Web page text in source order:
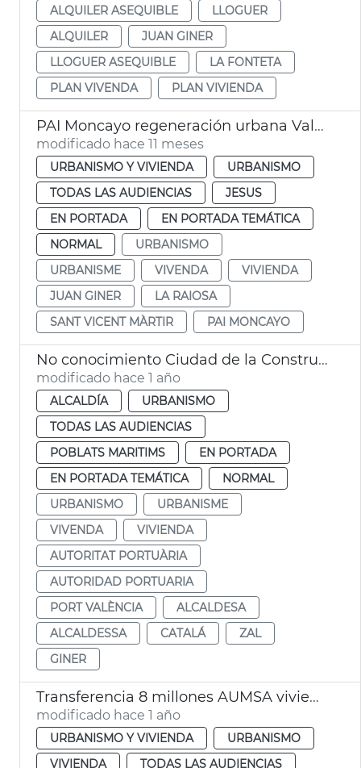
ALQUILER ASEQUIBLE
LLOGUER
ALQUILER
JUAN GINER
LLOGUER ASEQUIBLE
LA FONTETA
PLAN VIVENDA
PLAN VIVIENDA
PAI Moncayo regeneración urbana València
modificado hace 11 meses
URBANISMO Y VIVIENDA
URBANISMO
TODAS LAS AUDIENCIAS
JESUS
EN PORTADA
EN PORTADA TEMÁTICA
NORMAL
URBANISMO
URBANISME
VIVENDA
VIVIENDA
JUAN GINER
LA RAIOSA
SANT VICENT MÀRTIR
PAI MONCAYO
No conocimiento Ciudad de la Construcció
modificado hace 1 año
ALCALDÍA
URBANISMO
TODAS LAS AUDIENCIAS
POBLATS MARITIMS
EN PORTADA
EN PORTADA TEMÁTICA
NORMAL
URBANISMO
URBANISME
VIVENDA
VIVIENDA
AUTORITAT PORTUÀRIA
AUTORIDAD PORTUARIA
PORT VALÈNCIA
ALCALDESA
ALCALDESSA
CATALÁ
ZAL
GINER
Transferencia 8 millones AUMSA viviendas alquiler asequible
modificado hace 1 año
URBANISMO Y VIVIENDA
URBANISMO
VIVIENDA
TODAS LAS AUDIENCIAS